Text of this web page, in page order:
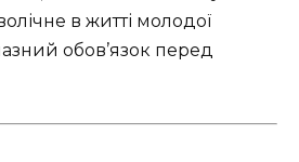
в житті молодої
обов’язок перед